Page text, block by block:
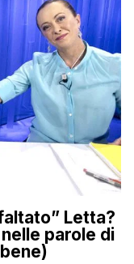
Letta?
parole di